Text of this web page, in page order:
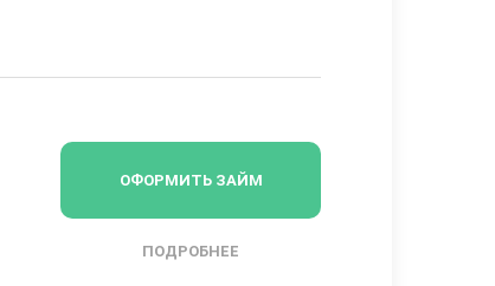
ОФОРМИТЬ ЗАЙМ
ПОДРОБНЕЕ